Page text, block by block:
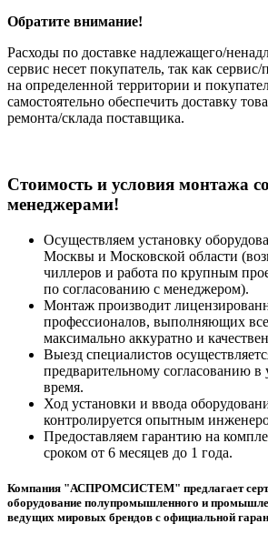
Обратите внимание!
Расходы по доставке надлежащего/
сервис несет покупатель, так как
на определенной территории и
самостоятельно обеспечить доставку
ремонта/склада поставщика.
Cтоимость и условия монтажа
менеджерами!
Осуществляем установку
Москвы и Московской области
чиллеров и работа по крупным
по согласованию с менеджером).
Монтаж производит
профессионалов, выполняющих
максимально аккуратно и
Выезд специалистов
предварительному согласованию в
время.
Ход установки и ввода
контролируется опытным
Предоставляем гарантию на
сроком от 6 месяцев до 1 года.
Компания "АСПРОМСИСТЕМ" предлагает
оборудование полупромышленного и
ведущих мировых брендов с официальной